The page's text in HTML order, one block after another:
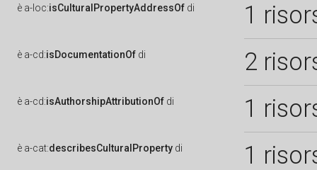
è a-loc:isCulturalPropertyAddressOf di 1
è a-cd:isDocumentationOf di 2
è a-cd:isAuthorshipAttributionOf di 1
è a-cat:describesCulturalProperty di 1